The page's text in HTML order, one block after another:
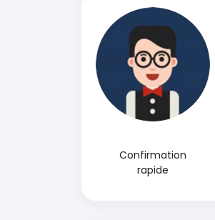
Confirmation
rapide